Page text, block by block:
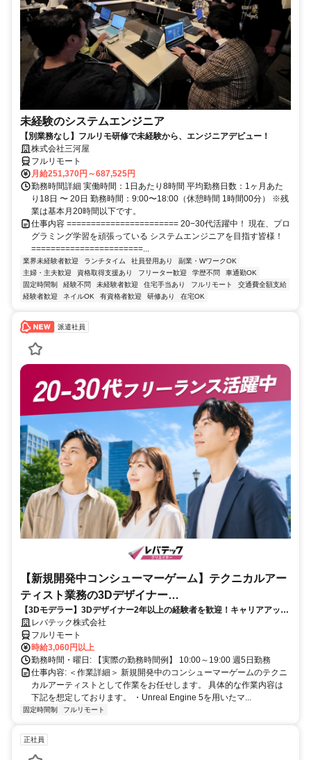
未経験のシステムエンジニア
【別業務なし】フルリモ研修で未経験から、エンジニアデビュー！
株式会社三河屋
フルリモート
月給251,370円～687,525円
勤務時間詳細 実働時間：1日あたり8時間 平均勤務日数：1ヶ月あた
り18日 〜 20日 勤務時間：9:00〜18:00（休憩時間 1時間00分） ※残
業は基本月20時間以下です。
仕事内容 ======================= 20−30代活躍中！ 現在、プロ
グラミング学習を頑張っている システムエンジニアを目指す皆様！
=======================...
業界未経験者歓迎 ランチタイム 社員登用あり
副業・WワークOK
主婦・主夫歓迎
資格取得支援あり フリーター歓迎 学歴不問
車通勤OK
固定時間制
経験不問 未経験者歓迎 住宅手当あり フルリモート
交通費全額支給
経験者歓迎
ネイルOK 有資格者歓迎 研修あり 在宅OK
派遣社員
【新規開発中コンシューマーゲーム】テクニカルアー
ティスト業務の3Dデザイナー
_LTCR547867_CP_CRG
【3Dモデラー】3Dデザイナー2年以上の経験者を歓迎！キャリアアップ
を目指したい方も大歓迎♪
レバテック株式会社
フルリモート
時給3,060円以上
勤務時間・曜日: 【実際の勤務時間例】 10:00～19:00 週5日勤務
仕事内容: ＜作業詳細＞ 新規開発中のコンシューマーゲームのテクニ
カルアーティストとして作業をお任せします。 具体的な作業内容は
下記を想定しております。 ・Unreal Engine 5を用いたマ...
固定時間制 フルリモート
正社員